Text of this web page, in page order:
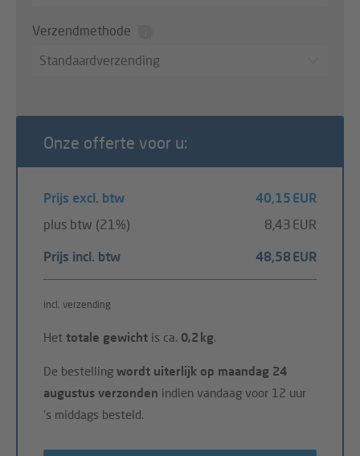
Verzendmethode
Standaardverzending
Onze offerte voor u:
Prijs excl. btw
40,15 EUR
plus btw (21%)
8,43 EUR
Prijs incl. btw 48,58 EUR
incl. verzending
Het totale gewicht is ca. 0,2 kg.
De bestelling wordt uiterlijk op maandag 24
augustus verzonden indien vandaag voor 12 uur
's middags besteld.